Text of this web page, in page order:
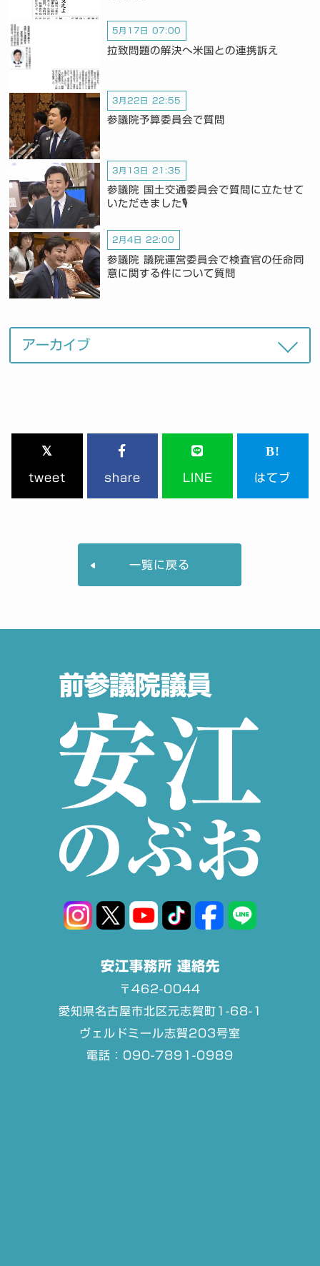
5月17日 07:00
拉致問題の解決へ米国との連携訴え
3月22日 22:55
参議院予算委員会で質問
3月13日 21:35
参議院 国土交通委員会で質問に立たせて
いただきました🎙️
2月4日 22:00
参議院 議院運営委員会で検査官の任命同
意に関する件について質問
tweet share LINE はてブ
一覧に戻る
安江事務所 連絡先
〒462-0044
愛知県名古屋市北区元志賀町1-68-1
ヴェルドミール志賀203号室
電話：090-7891-0989